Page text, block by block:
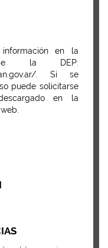
en la
la DEP:
. Si se
puede solicitarse
en la